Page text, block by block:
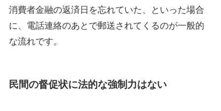
消費者金融の返済日を忘れていた、といった場合
に、電話連絡のあとで郵送されてくるのが一般的
な流れです。
民間の督促状に法的な強制力はない